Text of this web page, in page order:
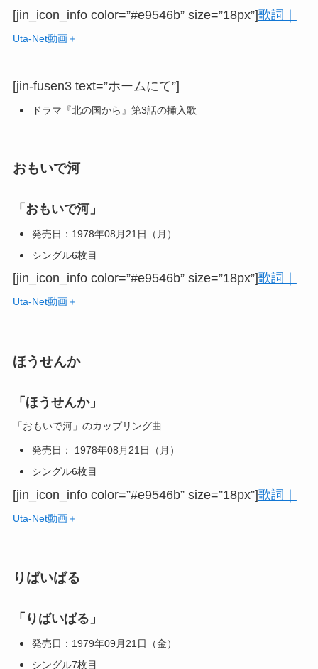
[jin_icon_info color=”#e9546b” size=”18px”]歌詞｜
Uta-Net動画＋
[jin-fusen3 text=”ホームにて”]
ドラマ『北の国から』第3話の挿入歌
おもいで河
「おもいで河」
発売日：1978年08月21日（月）
シングル6枚目
[jin_icon_info color=”#e9546b” size=”18px”]歌詞｜
Uta-Net動画＋
ほうせんか
「ほうせんか」
「おもいで河」のカップリング曲
発売日： 1978年08月21日（月）
シングル6枚目
[jin_icon_info color=”#e9546b” size=”18px”]歌詞｜
Uta-Net動画＋
りばいばる
「りばいばる」
発売日：1979年09月21日（金）
シングル7枚目